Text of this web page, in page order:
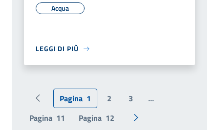
Acqua
LEGGI DI PIÙ
Pagina precedente
Pagina 1 2 3
...
Pagina 11 Pagina 12 Pagina successiva